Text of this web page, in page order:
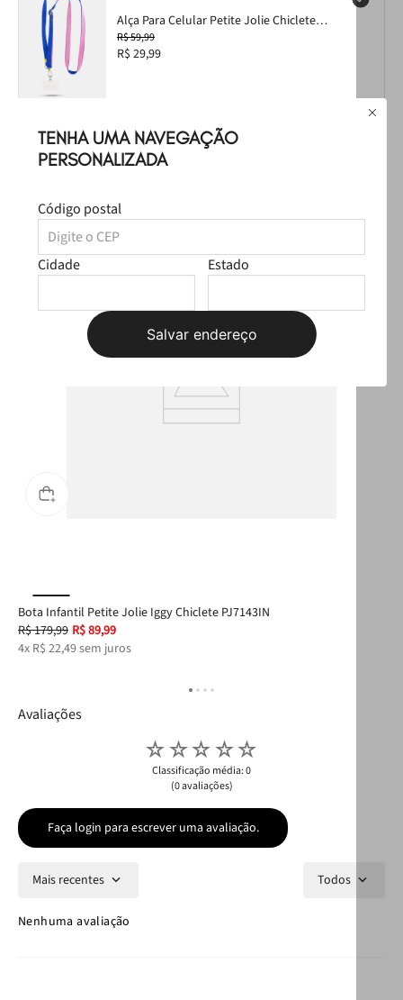
TENHA UMA NAVEGAÇÃO
PERSONALIZADA
Código postal
Cidade Estado
Salvar endereço
Alça Para Celular Petite Jolie Chiclete
PJ20332
R$ 59,99
R$ 29,99
R$ 349,97
R$ 319,97
Produtos Sugeridos
Bota Infantil Petite Jolie Iggy Chiclete PJ7143IN
R$179,99 R$89,99
4x R$ 22,49sem juros
Avaliações
☆☆☆☆☆
Classificação média: 0
(0 avaliações)
Faça login para escrever uma avaliação.
Mais recentes Todos
Nenhuma avaliação